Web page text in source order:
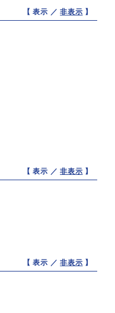
【 表示 ／非表示 】
【 表示 ／非表示 】
【 表示 ／非表示 】